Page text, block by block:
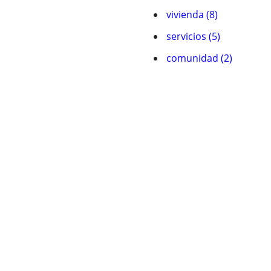
vivienda (8)
servicios (5)
comunidad (2)